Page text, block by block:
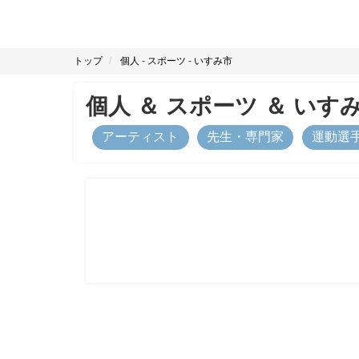
トップ 個人 - スポーツ - いすみ市
個人 ＆ スポーツ ＆ いす
アーティスト 先生・専門家 運動選